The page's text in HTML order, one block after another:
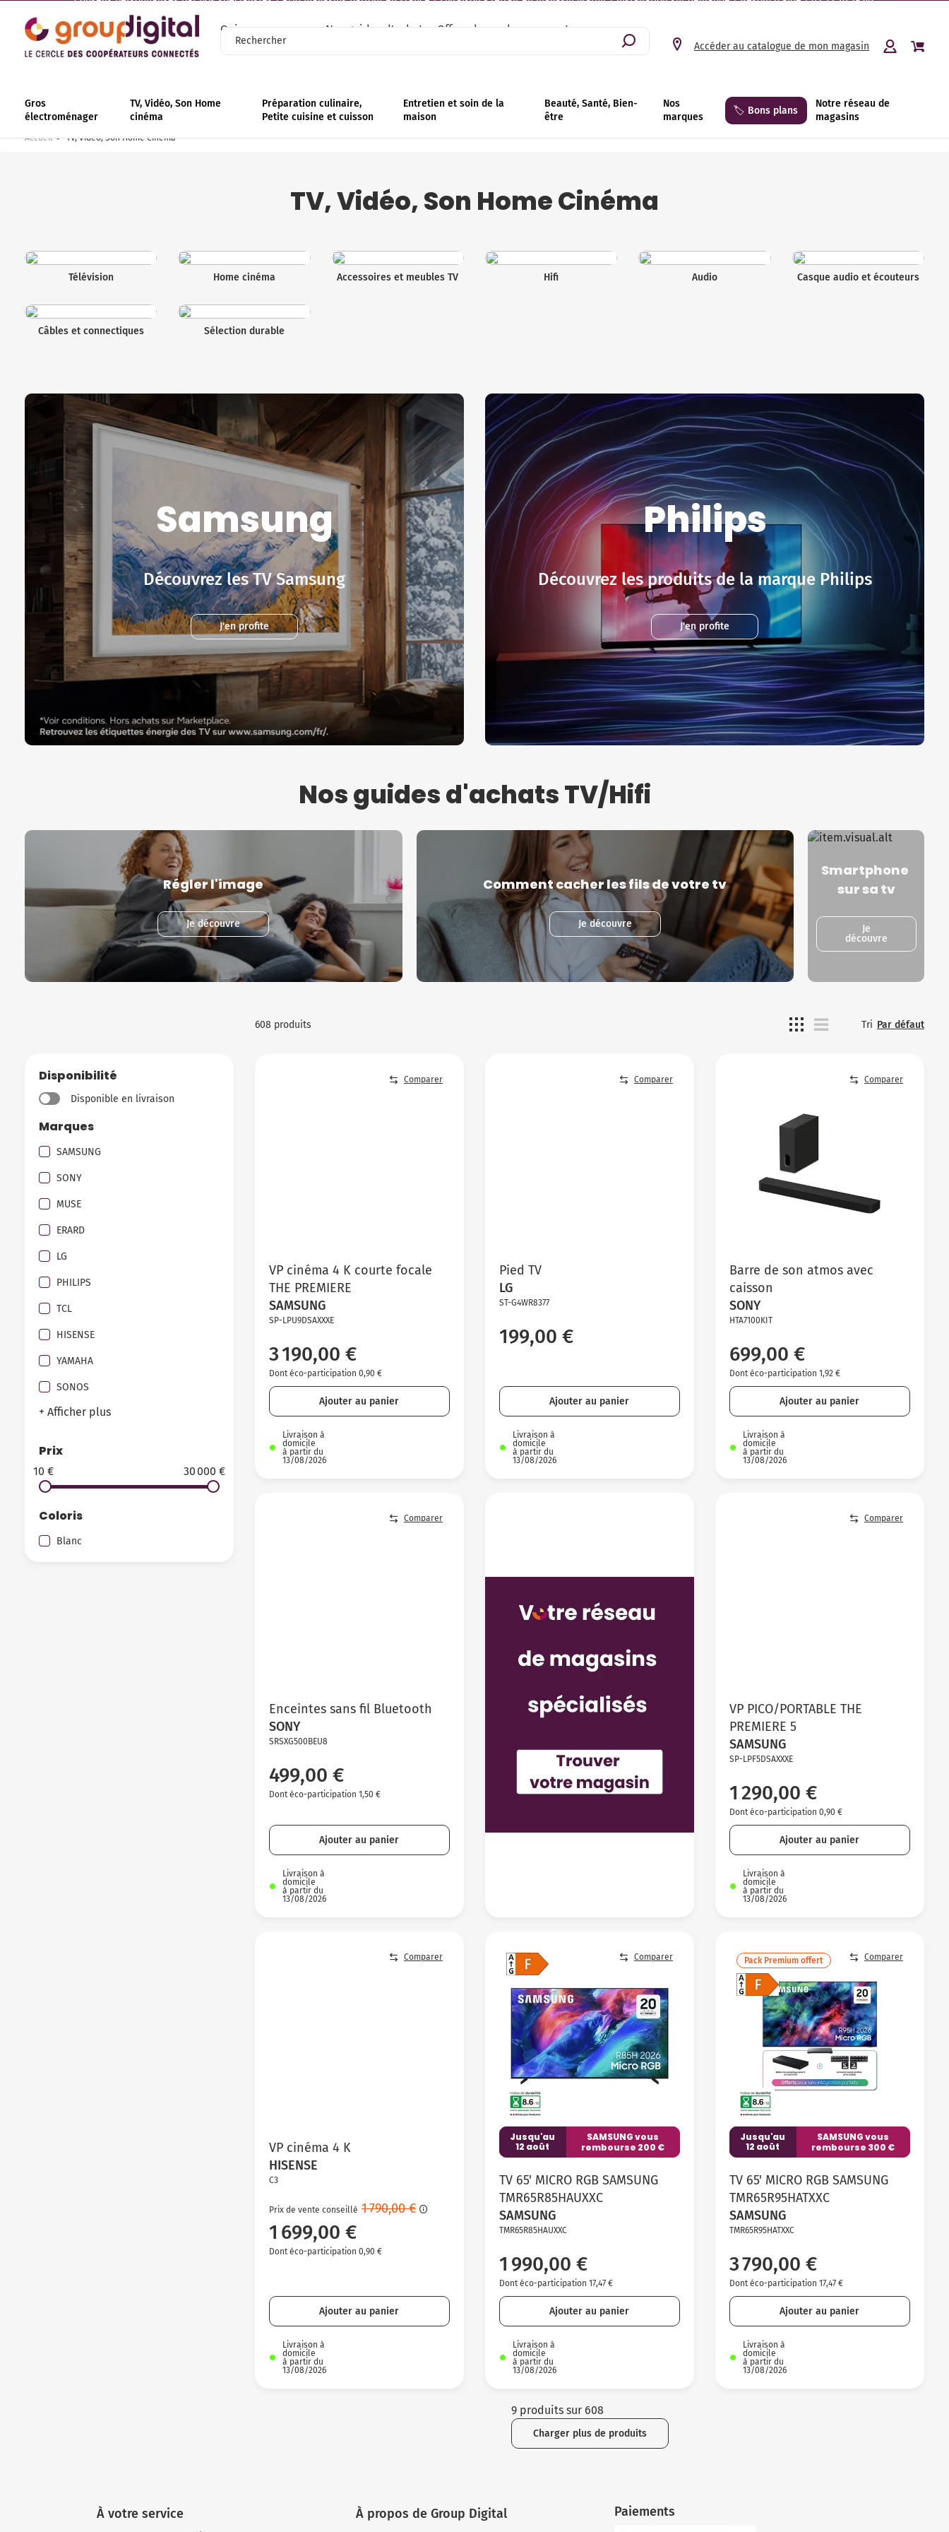
Qui sommes-nous Nos guides d'achat Offres de remboursement
Accéder au catalogue de mon magasin
Gros
électroménager
TV, Vidéo, Son Home
cinéma
Préparation culinaire,
Petite cuisine et cuisson
Entretien et soin de la
maison
Beauté, Santé, Bien-
être
Nos
marques
🏷️ Bons plans
Notre réseau de
magasins
Accueil TV, Vidéo, Son Home Cinéma
TV, Vidéo, Son Home Cinéma
Télévision Home cinéma Accessoires et meubles TV Hifi Audio Casque audio et écouteurs
Câbles et connectiques Sélection durable
Samsung
Découvrez les TV Samsung
J'en profite
Philips
Découvrez les produits de la marque Philips
J'en profite
Nos guides d'achats TV/Hifi
Régler l'image
Je découvre
Comment cacher les fils de votre tv
Je découvre
Smartphone
sur sa tv
Je
découvre
Disponibilité
Disponible en livraison
Marques
SAMSUNG
SONY
MUSE
ERARD
LG
PHILIPS
TCL
HISENSE
YAMAHA
SONOS
+ Afficher plus
Prix
10 € 30 000 €
Coloris
Blanc
608 produits Tri Par défaut
Comparer
VP cinéma 4 K courte focale
THE PREMIERE
SAMSUNG
SP-LPU9DSAXXXE
3 190,00 €
Dont éco-participation 0,90 €
Ajouter au panier
Livraison à
domicile
à partir du
13/08/2026
Comparer
Pied TV
LG
ST-G4WR8377
199,00 €
Ajouter au panier
Livraison à
domicile
à partir du
13/08/2026
Comparer
Barre de son atmos avec
caisson
SONY
HTA7100KIT
699,00 €
Dont éco-participation 1,92 €
Ajouter au panier
Livraison à
domicile
à partir du
13/08/2026
Comparer
Enceintes sans fil Bluetooth
SONY
SRSXG500BEU8
499,00 €
Dont éco-participation 1,50 €
Ajouter au panier
Livraison à
domicile
à partir du
13/08/2026
Comparer
VP PICO/PORTABLE THE
PREMIERE 5
SAMSUNG
SP-LPF5DSAXXXE
1 290,00 €
Dont éco-participation 0,90 €
Ajouter au panier
Livraison à
domicile
à partir du
13/08/2026
Comparer
VP cinéma 4 K
HISENSE
C3
Prix de vente conseillé 1 790,00 €
1 699,00 €
Dont éco-participation 0,90 €
Ajouter au panier
Livraison à
domicile
à partir du
13/08/2026
Jusqu'au
12 août
SAMSUNG vous
rembourse 200 €
Comparer
TV 65' MICRO RGB SAMSUNG
TMR65R85HAUXXC
SAMSUNG
TMR65R85HAUXXC
1 990,00 €
Dont éco-participation 17,47 €
Ajouter au panier
Livraison à
domicile
à partir du
13/08/2026
Pack Premium offert
Jusqu'au
12 août
SAMSUNG vous
rembourse 300 €
Comparer
TV 65' MICRO RGB SAMSUNG
TMR65R95HATXXC
SAMSUNG
TMR65R95HATXXC
3 790,00 €
Dont éco-participation 17,47 €
Ajouter au panier
Livraison à
domicile
à partir du
13/08/2026
9 produits sur 608
Charger plus de produits
À votre service À propos de Group Digital Paiements